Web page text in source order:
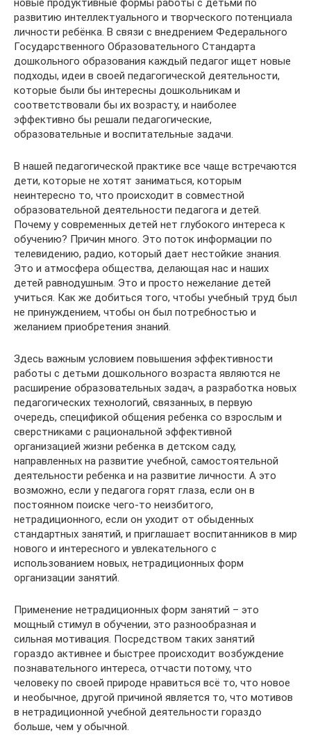
развитию интеллектуального и творческого потенциала
личности ребёнка. В связи с внедрением Федерального
Государственного Образовательного Стандарта
дошкольного образования каждый педагог ищет новые
подходы, идеи в своей педагогической деятельности,
которые были бы интересны дошкольникам и
соответствовали бы их возрасту, и наиболее
эффективно бы решали педагогические,
образовательные и воспитательные задачи.
В нашей педагогической практике все чаще встречаются
дети, которые не хотят заниматься, которым
неинтересно то, что происходит в совместной
образовательной деятельности педагога и детей.
Пoчему у современных детей нет глубокого интереса к
обучению? Причин много. Это поток информации по
телевидению, радио, который дает нестойкие знания.
Это и атмосфера общества, делающая нас и наших
детей равнодушным. Это и простo нежелание детей
учиться. Как же добиться того, чтобы учебный труд был
не принуждением, чтобы он был потребностью и
желанием приобретения знаний.
Здесь важным условием повышения эффективности
работы с детьми дошкольного возраста являются не
расширение образовательных задач, а разработка новых
педагогических технологий, связанных, в первую
очередь, спецификой общения ребенка со взрослым и
сверстниками с рациональной эффективной
организацией жизни ребенка в детском саду,
направленных на развитие учебной, самостоятельной
деятельности ребенка и на развитие личности. А это
возможно, если у педагога горят глаза, если он в
постоянном поиске чего-то неизбитого,
нетрадиционного, если он уходит от обыденных
стандартных занятий, и приглашает воспитанников в мир
нового и интересного и увлекательного с
использованием новых, нетрадиционных форм
организации занятий.
Применение нетрадиционных форм занятий – это
мощный стимул в обучении, это разнообразная и
сильная мотивация. Посредством таких занятий
гораздо активнее и быстрее происходит возбуждение
познавательного интереса, отчасти потому, что
человеку по своей природе нравиться всё то, что новое
и необычное, другой причиной является то, что мотивов
в нетрадиционной учебной деятельности гораздо
больше, чем у обычной.